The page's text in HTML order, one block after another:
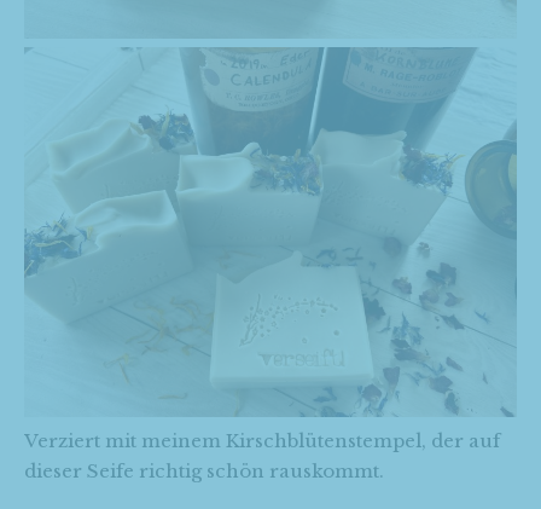
Verziert mit meinem Kirschblütenstempel, der auf
dieser Seife richtig schön rauskommt.